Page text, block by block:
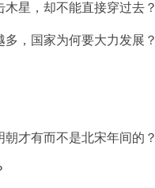
星，却不能直接穿过去？
，国家为何要大力发展？
朝才有而不是北宋年间的？